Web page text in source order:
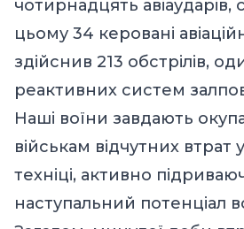
чотирнадцять
цьому 34 керовані
здійснив 213 обстрілів,
реактивних систем
Наші воїни завдають
військам відчутних втрат
техніці, активно
наступальний потенціал